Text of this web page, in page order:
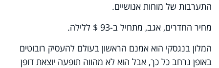
התערבות של מוחות אנושיים.
מחיר החדרים, אגב, מתחיל ב-93 $ ללילה.
המלון בנגסקי הוא אמנם הראשון בעולם להעסיק רובוטים
באופן נרחב כל כך, אבל הוא לא מהווה תופעה יוצאת דופן